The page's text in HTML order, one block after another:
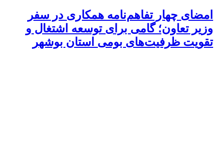
امضای چهار تفاهم‌نامه همکاری در سفر
وزیر تعاون؛ گامی برای توسعه اشتغال و
تقویت ظرفیت‌های بومی استان بوشهر